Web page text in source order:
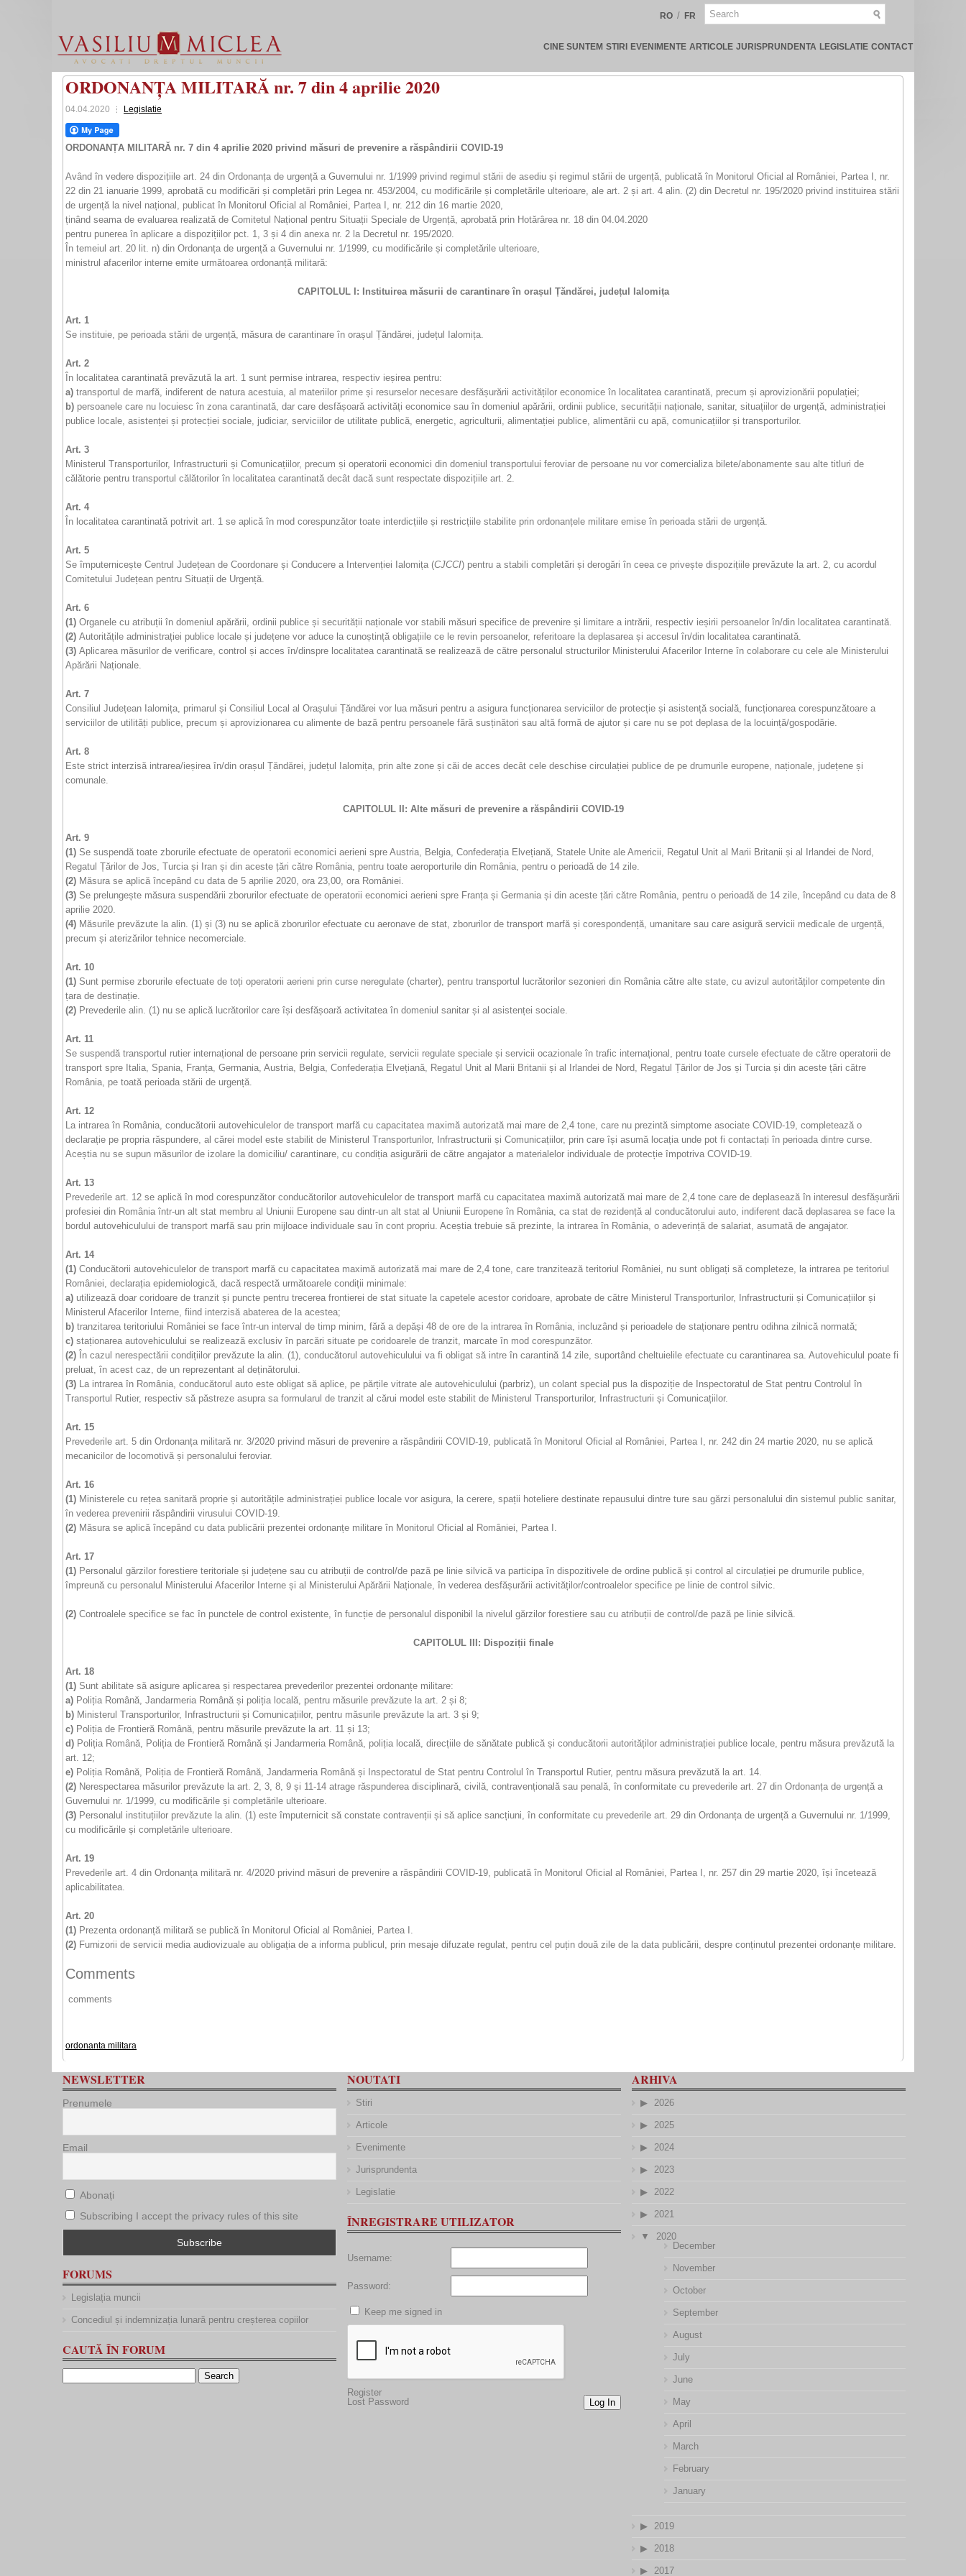
RO / FR
CINE SUNTEM STIRI EVENIMENTE ARTICOLE JURISPRUNDENTA LEGISLATIE CONTACT
ORDONANȚA MILITARĂ nr. 7 din 4 aprilie 2020
04.04.2020 Legislatie
ORDONANȚA MILITARĂ nr. 7 din 4 aprilie 2020 privind măsuri de prevenire a răspândirii COVID-19
Având în vedere dispozițiile art. 24 din Ordonanța de urgență a Guvernului nr. 1/1999 privind regimul stării de asediu și regimul stării de urgență, publicată în Monitorul Oficial al României, Partea I, nr.
22 din 21 ianuarie 1999, aprobată cu modificări și completări prin Legea nr. 453/2004, cu modificările și completările ulterioare, ale art. 2 și art. 4 alin. (2) din Decretul nr. 195/2020 privind instituirea stării
de urgență la nivel național, publicat în Monitorul Oficial al României, Partea I, nr. 212 din 16 martie 2020,
ținând seama de evaluarea realizată de Comitetul Național pentru Situații Speciale de Urgență, aprobată prin Hotărârea nr. 18 din 04.04.2020
pentru punerea în aplicare a dispozițiilor pct. 1, 3 și 4 din anexa nr. 2 la Decretul nr. 195/2020.
În temeiul art. 20 lit. n) din Ordonanța de urgență a Guvernului nr. 1/1999, cu modificările și completările ulterioare,
ministrul afacerilor interne emite următoarea ordonanță militară:
CAPITOLUL I: Instituirea măsurii de carantinare în orașul Țăndărei, județul Ialomița
Art. 1
Se instituie, pe perioada stării de urgență, măsura de carantinare în orașul Țăndărei, județul Ialomița.
Art. 2
În localitatea carantinată prevăzută la art. 1 sunt permise intrarea, respectiv ieșirea pentru:
a) transportul de marfă, indiferent de natura acestuia, al materiilor prime și resurselor necesare desfășurării activităților economice în localitatea carantinată, precum și aprovizionării populației;
b) persoanele care nu locuiesc în zona carantinată, dar care desfășoară activități economice sau în domeniul apărării, ordinii publice, securității naționale, sanitar, situațiilor de urgență, administrației
publice locale, asistenței și protecției sociale, judiciar, serviciilor de utilitate publică, energetic, agriculturii, alimentației publice, alimentării cu apă, comunicațiilor și transporturilor.
Art. 3
Ministerul Transporturilor, Infrastructurii și Comunicațiilor, precum și operatorii economici din domeniul transportului feroviar de persoane nu vor comercializa bilete/abonamente sau alte titluri de
călătorie pentru transportul călătorilor în localitatea carantinată decât dacă sunt respectate dispozițiile art. 2.
Art. 4
În localitatea carantinată potrivit art. 1 se aplică în mod corespunzător toate interdicțiile și restricțiile stabilite prin ordonanțele militare emise în perioada stării de urgență.
Art. 5
Se împuternicește Centrul Județean de Coordonare și Conducere a Intervenției Ialomița (CJCCI) pentru a stabili completări și derogări în ceea ce privește dispozițiile prevăzute la art. 2, cu acordul
Comitetului Județean pentru Situații de Urgență.
Art. 6
(1) Organele cu atribuții în domeniul apărării, ordinii publice și securității naționale vor stabili măsuri specifice de prevenire și limitare a intrării, respectiv ieșirii persoanelor în/din localitatea carantinată.
(2) Autoritățile administrației publice locale și județene vor aduce la cunoștință obligațiile ce le revin persoanelor, referitoare la deplasarea și accesul în/din localitatea carantinată.
(3) Aplicarea măsurilor de verificare, control și acces în/dinspre localitatea carantinată se realizează de către personalul structurilor Ministerului Afacerilor Interne în colaborare cu cele ale Ministerului
Apărării Naționale.
Art. 7
Consiliul Județean Ialomița, primarul și Consiliul Local al Orașului Țăndărei vor lua măsuri pentru a asigura funcționarea serviciilor de protecție și asistență socială, funcționarea corespunzătoare a
serviciilor de utilități publice, precum și aprovizionarea cu alimente de bază pentru persoanele fără susținători sau altă formă de ajutor și care nu se pot deplasa de la locuință/gospodărie.
Art. 8
Este strict interzisă intrarea/ieșirea în/din orașul Țăndărei, județul Ialomița, prin alte zone și căi de acces decât cele deschise circulației publice de pe drumurile europene, naționale, județene și
comunale.
CAPITOLUL II: Alte măsuri de prevenire a răspândirii COVID-19
Art. 9
(1) Se suspendă toate zborurile efectuate de operatorii economici aerieni spre Austria, Belgia, Confederația Elvețiană, Statele Unite ale Americii, Regatul Unit al Marii Britanii și al Irlandei de Nord,
Regatul Țărilor de Jos, Turcia și Iran și din aceste țări către România, pentru toate aeroporturile din România, pentru o perioadă de 14 zile.
(2) Măsura se aplică începând cu data de 5 aprilie 2020, ora 23,00, ora României.
(3) Se prelungește măsura suspendării zborurilor efectuate de operatorii economici aerieni spre Franța și Germania și din aceste țări către România, pentru o perioadă de 14 zile, începând cu data de 8
aprilie 2020.
(4) Măsurile prevăzute la alin. (1) și (3) nu se aplică zborurilor efectuate cu aeronave de stat, zborurilor de transport marfă și corespondență, umanitare sau care asigură servicii medicale de urgență,
precum și aterizărilor tehnice necomerciale.
Art. 10
(1) Sunt permise zborurile efectuate de toți operatorii aerieni prin curse neregulate (charter), pentru transportul lucrătorilor sezonieri din România către alte state, cu avizul autorităților competente din
țara de destinație.
(2) Prevederile alin. (1) nu se aplică lucrătorilor care își desfășoară activitatea în domeniul sanitar și al asistenței sociale.
Art. 11
Se suspendă transportul rutier internațional de persoane prin servicii regulate, servicii regulate speciale și servicii ocazionale în trafic internațional, pentru toate cursele efectuate de către operatorii de
transport spre Italia, Spania, Franța, Germania, Austria, Belgia, Confederația Elvețiană, Regatul Unit al Marii Britanii și al Irlandei de Nord, Regatul Țărilor de Jos și Turcia și din aceste țări către
România, pe toată perioada stării de urgență.
Art. 12
La intrarea în România, conducătorii autovehiculelor de transport marfă cu capacitatea maximă autorizată mai mare de 2,4 tone, care nu prezintă simptome asociate COVID-19, completează o
declarație pe propria răspundere, al cărei model este stabilit de Ministerul Transporturilor, Infrastructurii și Comunicațiilor, prin care își asumă locația unde pot fi contactați în perioada dintre curse.
Aceștia nu se supun măsurilor de izolare la domiciliu/ carantinare, cu condiția asigurării de către angajator a materialelor individuale de protecție împotriva COVID-19.
Art. 13
Prevederile art. 12 se aplică în mod corespunzător conducătorilor autovehiculelor de transport marfă cu capacitatea maximă autorizată mai mare de 2,4 tone care de deplasează în interesul desfășurării
profesiei din România într-un alt stat membru al Uniunii Europene sau dintr-un alt stat al Uniunii Europene în România, ca stat de rezidență al conducătorului auto, indiferent dacă deplasarea se face la
bordul autovehiculului de transport marfă sau prin mijloace individuale sau în cont propriu. Aceștia trebuie să prezinte, la intrarea în România, o adeverință de salariat, asumată de angajator.
Art. 14
(1) Conducătorii autovehiculelor de transport marfă cu capacitatea maximă autorizată mai mare de 2,4 tone, care tranzitează teritoriul României, nu sunt obligați să completeze, la intrarea pe teritoriul
României, declarația epidemiologică, dacă respectă următoarele condiții minimale:
a) utilizează doar coridoare de tranzit și puncte pentru trecerea frontierei de stat situate la capetele acestor coridoare, aprobate de către Ministerul Transporturilor, Infrastructurii și Comunicațiilor și
Ministerul Afacerilor Interne, fiind interzisă abaterea de la acestea;
b) tranzitarea teritoriului României se face într-un interval de timp minim, fără a depăși 48 de ore de la intrarea în România, incluzând și perioadele de staționare pentru odihna zilnică normată;
c) staționarea autovehiculului se realizează exclusiv în parcări situate pe coridoarele de tranzit, marcate în mod corespunzător.
(2) În cazul nerespectării condițiilor prevăzute la alin. (1), conducătorul autovehiculului va fi obligat să intre în carantină 14 zile, suportând cheltuielile efectuate cu carantinarea sa. Autovehiculul poate fi
preluat, în acest caz, de un reprezentant al deținătorului.
(3) La intrarea în România, conducătorul auto este obligat să aplice, pe părțile vitrate ale autovehiculului (parbriz), un colant special pus la dispoziție de Inspectoratul de Stat pentru Controlul în
Transportul Rutier, respectiv să păstreze asupra sa formularul de tranzit al cărui model este stabilit de Ministerul Transporturilor, Infrastructurii și Comunicațiilor.
Art. 15
Prevederile art. 5 din Ordonanța militară nr. 3/2020 privind măsuri de prevenire a răspândirii COVID-19, publicată în Monitorul Oficial al României, Partea I, nr. 242 din 24 martie 2020, nu se aplică
mecanicilor de locomotivă și personalului feroviar.
Art. 16
(1) Ministerele cu rețea sanitară proprie și autoritățile administrației publice locale vor asigura, la cerere, spații hoteliere destinate repausului dintre ture sau gărzi personalului din sistemul public sanitar,
în vederea prevenirii răspândirii virusului COVID-19.
(2) Măsura se aplică începând cu data publicării prezentei ordonanțe militare în Monitorul Oficial al României, Partea I.
Art. 17
(1) Personalul gărzilor forestiere teritoriale și județene sau cu atribuții de control/de pază pe linie silvică va participa în dispozitivele de ordine publică și control al circulației pe drumurile publice,
împreună cu personalul Ministerului Afacerilor Interne și al Ministerului Apărării Naționale, în vederea desfășurării activităților/controalelor specifice pe linie de control silvic.
(2) Controalele specifice se fac în punctele de control existente, în funcție de personalul disponibil la nivelul gărzilor forestiere sau cu atribuții de control/de pază pe linie silvică.
CAPITOLUL III: Dispoziții finale
Art. 18
(1) Sunt abilitate să asigure aplicarea și respectarea prevederilor prezentei ordonanțe militare:
a) Poliția Română, Jandarmeria Română și poliția locală, pentru măsurile prevăzute la art. 2 și 8;
b) Ministerul Transporturilor, Infrastructurii și Comunicațiilor, pentru măsurile prevăzute la art. 3 și 9;
c) Poliția de Frontieră Română, pentru măsurile prevăzute la art. 11 și 13;
d) Poliția Română, Poliția de Frontieră Română și Jandarmeria Română, poliția locală, direcțiile de sănătate publică și conducătorii autorităților administrației publice locale, pentru măsura prevăzută la
art. 12;
e) Poliția Română, Poliția de Frontieră Română, Jandarmeria Română și Inspectoratul de Stat pentru Controlul în Transportul Rutier, pentru măsura prevăzută la art. 14.
(2) Nerespectarea măsurilor prevăzute la art. 2, 3, 8, 9 și 11-14 atrage răspunderea disciplinară, civilă, contravențională sau penală, în conformitate cu prevederile art. 27 din Ordonanța de urgență a
Guvernului nr. 1/1999, cu modificările și completările ulterioare.
(3) Personalul instituțiilor prevăzute la alin. (1) este împuternicit să constate contravenții și să aplice sancțiuni, în conformitate cu prevederile art. 29 din Ordonanța de urgență a Guvernului nr. 1/1999,
cu modificările și completările ulterioare.
Art. 19
Prevederile art. 4 din Ordonanța militară nr. 4/2020 privind măsuri de prevenire a răspândirii COVID-19, publicată în Monitorul Oficial al României, Partea I, nr. 257 din 29 martie 2020, își încetează
aplicabilitatea.
Art. 20
(1) Prezenta ordonanță militară se publică în Monitorul Oficial al României, Partea I.
(2) Furnizorii de servicii media audiovizuale au obligația de a informa publicul, prin mesaje difuzate regulat, pentru cel puțin două zile de la data publicării, despre conținutul prezentei ordonanțe militare.
Comments
comments
ordonanta militara
NEWSLETTER
Prenumele
Email
Abonați
Subscribing I accept the privacy rules of this site
FORUMS
Legislația muncii
Concediul și indemnizația lunară pentru creșterea copiilor
CAUTĂ ÎN FORUM
NOUTATI
Stiri
Articole
Evenimente
Jurisprundenta
Legislatie
ÎNREGISTRARE UTILIZATOR
Username:
Password:
Keep me signed in
Log In
Register
Lost Password
ARHIVA
2026
2025
2024
2023
2022
2021
2020
December
November
October
September
August
July
June
May
April
March
February
January
2019
2018
2017